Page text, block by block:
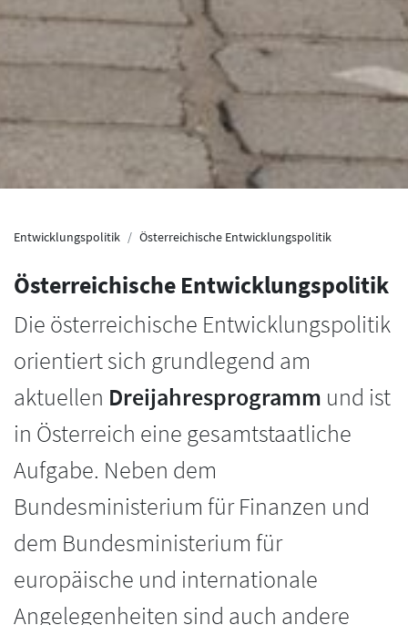
Entwicklungspolitik Österreichische Entwicklungspolitik
Österreichische Entwicklungspolitik
Die österreichische Entwicklungspolitik
orientiert sich grundlegend am
aktuellen Dreijahresprogramm und ist
in Österreich eine gesamtstaatliche
Aufgabe. Neben dem
Bundesministerium für Finanzen und
dem Bundesministerium für
europäische und internationale
Angelegenheiten sind auch andere